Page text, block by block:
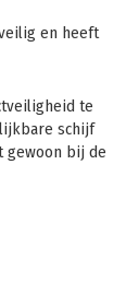
en heeft
te
schijf
gewoon bij de